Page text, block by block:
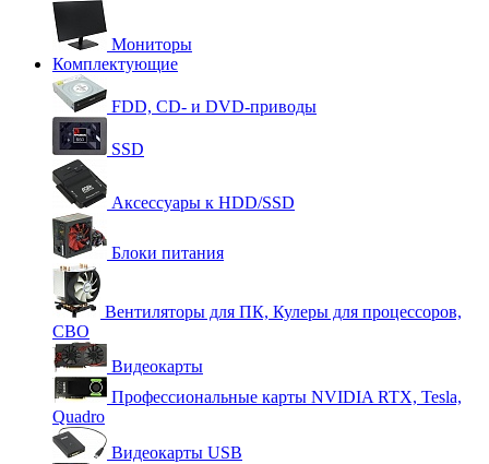
Мониторы
Комплектующие
FDD, CD- и DVD-приводы
SSD
Аксессуары к HDD/SSD
Блоки питания
Вентиляторы для ПК, Кулеры для процессоров,
СВО
Видеокарты
Профессиональные карты NVIDIA RTX, Tesla,
Quadro
Видеокарты USB